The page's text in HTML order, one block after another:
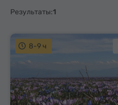
Результаты:1
8-9 ч